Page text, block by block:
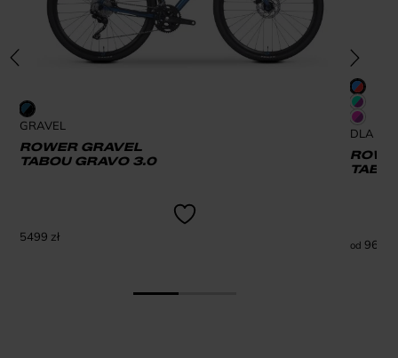
GRAVEL
ROWER GRAVEL
TABOU GRAVO 3.0
5499 zł
DLA
od 969